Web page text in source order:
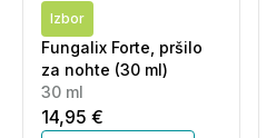
Izbor
Fungalix Forte, pršilo
za nohte (30 ml)
30 ml
14,95 €